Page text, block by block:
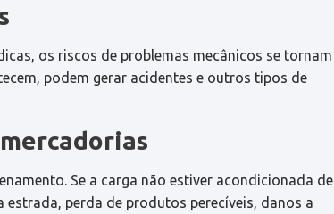
os riscos de problemas mecânicos se tornam
podem gerar acidentes e outros tipos de
Se a carga não estiver acondicionada de
perda de produtos perecíveis, danos a